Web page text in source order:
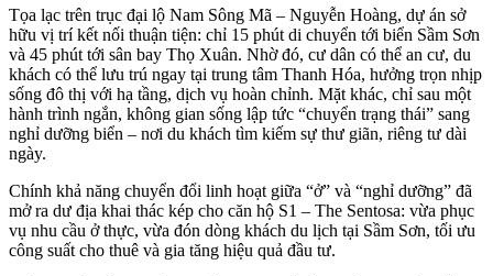
Tọa lạc trên trục đại lộ Nam Sông Mã – Nguyễn Hoàng, dự án sở
hữu vị trí kết nối thuận tiện: chỉ 15 phút di chuyển tới biển Sầm Sơn
và 45 phút tới sân bay Thọ Xuân. Nhờ đó, cư dân có thể an cư, du
khách có thể lưu trú ngay tại trung tâm Thanh Hóa, hưởng trọn nhịp
sống đô thị với hạ tầng, dịch vụ hoàn chỉnh. Mặt khác, chỉ sau một
hành trình ngắn, không gian sống lập tức “chuyển trạng thái” sang
nghỉ dưỡng biển – nơi du khách tìm kiếm sự thư giãn, riêng tư dài
ngày.
Chính khả năng chuyển đổi linh hoạt giữa “ở” và “nghỉ dưỡng” đã
mở ra dư địa khai thác kép cho căn hộ S1 – The Sentosa: vừa phục
vụ nhu cầu ở thực, vừa đón dòng khách du lịch tại Sầm Sơn, tối ưu
công suất cho thuê và gia tăng hiệu quả đầu tư.